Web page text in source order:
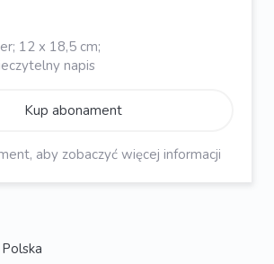
12 x 18,5 cm;
napis
Kup abonament
aby zobaczyć więcej informacji